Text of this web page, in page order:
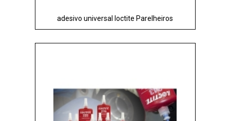
adesivo universal loctite Parelheiros